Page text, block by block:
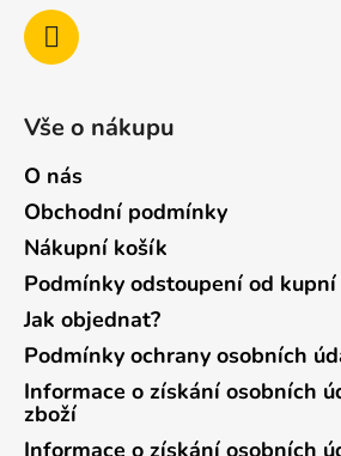
Vše o nákupu
O nás
Obchodní podmínky
Nákupní košík
Podmínky odstoupení od
Jak objednat?
Podmínky ochrany osobních
Informace o získání osobních
zboží